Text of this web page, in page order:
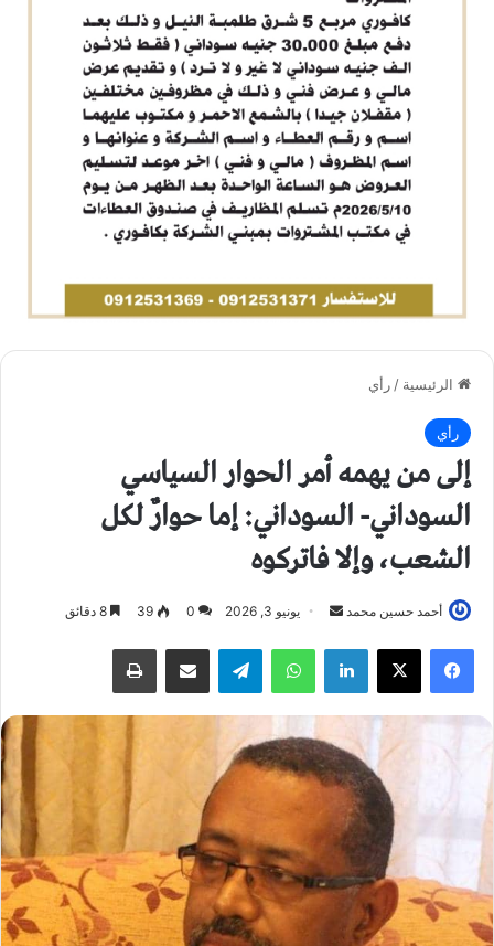
الرئيسية /رأي
رأي
إلى من يهمه أمر الحوار السياسي
السوداني- السوداني: إما حوارٌ لكل
الشعب، وإلا فاتركوه
أحمد حسين محمد
ل
ب
ر
ي
ل
ك
يونيو 3, 2026 0
39
فيسبوك لينكدإن واتساب